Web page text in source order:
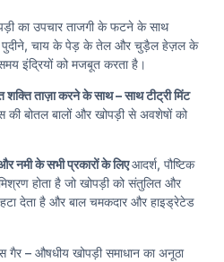
का उपचार ताजगी के फटने के साथ
पुदीने, चाय के पेड़ के तेल और चुड़ैल हेज़ल के
इंद्रियों को मजबूत करता है।
शक्ति ताज़ा करने के साथ – साथ टीट्री मिंट
बोतल बालों और खोपड़ी से अवशेषों को
नमी के सभी प्रकारों के लिएआदर्श, पौष्टिक
होता है जो खोपड़ी को संतुलित और
देता है और बाल चमकदार और हाइड्रेटेड
गैर – औषधीय खोपड़ी समाधान का अनूठा